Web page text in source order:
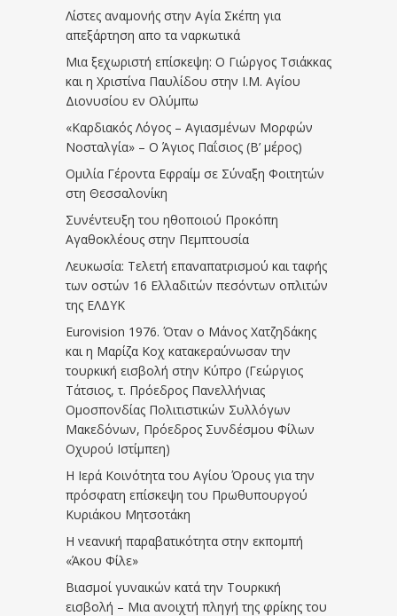
Λίστες αναμονής στην Αγία Σκέπη για
απεξάρτηση απο τα ναρκωτικά
Μια ξεχωριστή επίσκεψη: Ο Γιώργος Τσιάκκας
και η Χριστίνα Παυλίδου στην Ι.Μ. Αγίου
Διονυσίου εν Ολύμπω
«Καρδιακός Λόγος – Αγιασμένων Μορφών
Νοσταλγία» – Ο Άγιος Παΐσιος (Β’ μέρος)
Ομιλία Γέροντα Εφραίμ σε Σύναξη Φοιτητών
στη Θεσσαλονίκη
Συνέντευξη του ηθοποιού Προκόπη
Αγαθοκλέους στην Πεμπτουσία
Λευκωσία: Τελετή επαναπατρισμού και ταφής
των οστών 16 Ελλαδιτών πεσόντων οπλιτών
της ΕΛΔΥΚ
Eurovision 1976. Όταν ο Μάνος Χατζηδάκης
και η Μαρίζα Κοχ κατακεραύνωσαν την
τουρκική εισβολή στην Κύπρο (Γεώργιος
Τάτσιος, τ. Πρόεδρος Πανελλήνιας
Ομοσπονδίας Πολιτιστικών Συλλόγων
Μακεδόνων, Πρόεδρος Συνδέσμου Φίλων
Οχυρού Ιστίμπεη)
Η Ιερά Κοινότητα του Αγίου Όρους για την
πρόσφατη επίσκεψη του Πρωθυπουργού
Κυριάκου Μητσοτάκη
Η νεανική παραβατικότητα στην εκπομπή
«Άκου Φίλε»
Βιασμοί γυναικών κατά την Τουρκική
εισβολή – Μια ανοιχτή πληγή της φρίκης του